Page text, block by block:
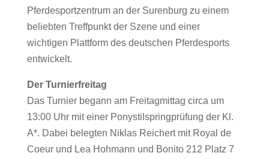
Pferdesportzentrum an der Surenburg zu einem
beliebten Treffpunkt der Szene und einer
wichtigen Plattform des deutschen Pferdesports
entwickelt.
Der Turnierfreitag
Das Turnier begann am Freitagmittag circa um
13:00 Uhr mit einer Ponystilspringprüfung der Kl.
A*. Dabei belegten Niklas Reichert mit Royal de
Coeur und Lea Hohmann und Bonito 212 Platz 7